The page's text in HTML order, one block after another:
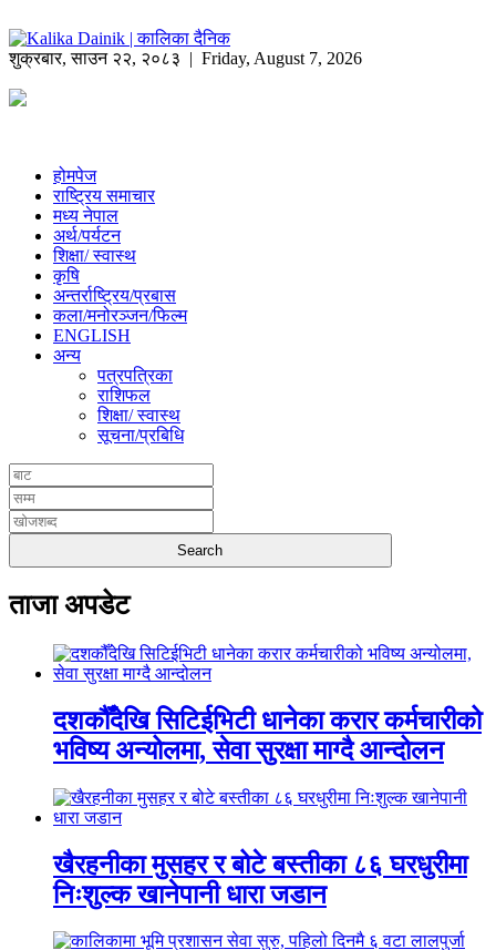
शुक्रबार,साउन २२, २०८३ | Friday, August 7, 2026
होमपेज
राष्ट्रिय समाचार
मध्य नेपाल
अर्थ/पर्यटन
शिक्षा/ स्वास्थ
कृषि
अन्तर्राष्ट्रिय/प्रबास
कला/मनोरञ्जन/फिल्म
ENGLISH
अन्य
पत्रपत्रिका
राशिफल
शिक्षा/ स्वास्थ
सूचना/प्रबिधि
ताजा अपडेट
दशकौँदेखि सिटिईभिटी धानेका करार कर्मचारीको
भविष्य अन्योलमा, सेवा सुरक्षा माग्दै आन्दोलन
खैरहनीका मुसहर र बोटे बस्तीका ८६ घरधुरीमा
निःशुल्क खानेपानी धारा जडान